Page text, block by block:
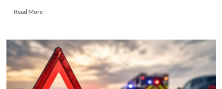
Read MoreRead
Accident
în
lanț
pe
DN
72